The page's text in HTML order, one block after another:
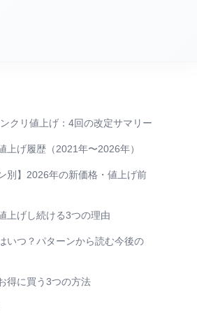
クリ値上げ：4回の改定サマリー
上げ履歴（2021年〜2026年）
別】2026年の新価格・値上げ前
上げし続ける3つの理由
いつ？パターンから読む今後の
得に買う3つの方法